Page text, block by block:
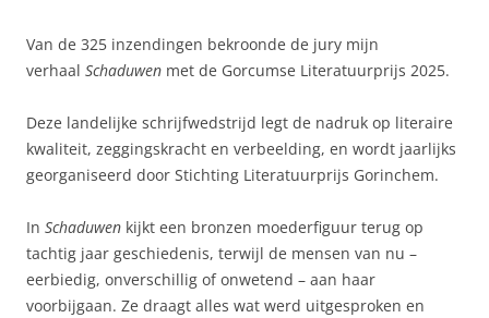
Van de 325 inzendingen bekroonde de jury mijn
verhaal Schaduwen met de Gorcumse Literatuurprijs 2025.
Deze landelijke schrijfwedstrijd legt de nadruk op literaire
kwaliteit, zeggingskracht en verbeelding, en wordt jaarlijks
georganiseerd door Stichting Literatuurprijs Gorinchem.
In Schaduwen kijkt een bronzen moederfiguur terug op
tachtig jaar geschiedenis, terwijl de mensen van nu –
eerbiedig, onverschillig of onwetend – aan haar
voorbijgaan. Ze draagt alles wat werd uitgesproken en